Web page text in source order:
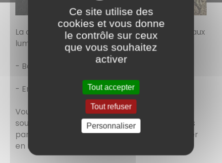
La commune s'est dotée en 2021 de 02 panneaux
lumineux d'informations :
- Bourg rue André Pautet,
- Entrée de Rozelay.
Vous êtes une association de Ciry et vous
souhaitez annoncer une manifestation sur ces
panneaux, remplissez le formulaire à retourner
en mairie :
Ce site utilise des
cookies et vous donne
le contrôle sur ceux
que vous souhaitez
activer
Tout accepter
Tout refuser
Personnaliser